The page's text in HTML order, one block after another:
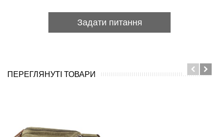
Задати питання
ПЕРЕГЛЯНУТІ ТОВАРИ